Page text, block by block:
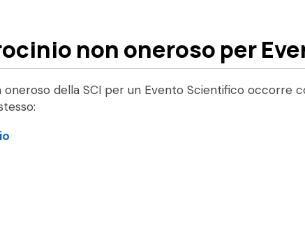
non oneroso per
della SCI per un Evento Scientifico occorre